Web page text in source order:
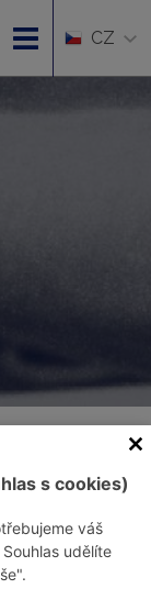
CZ
s cookies)
váš
udělíte